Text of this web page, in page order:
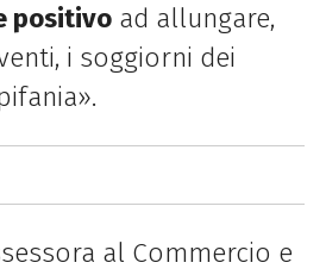
positivoad allungare,
i soggiorni dei
al Commercio e